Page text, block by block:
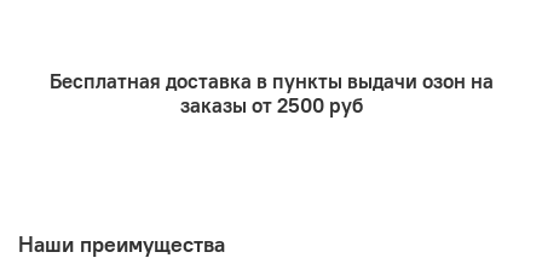
Бесплатная доставка в пункты выдачи озон на
заказы от 2500 руб
Наши преимущества